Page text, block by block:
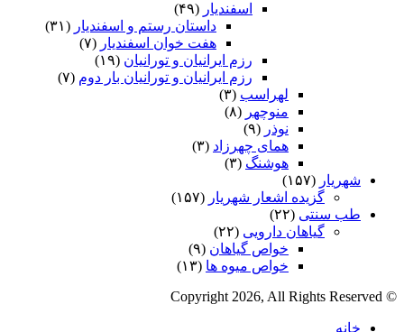
اسفندیار (۴۹)
داستان رستم و اسفندیار (۳۱)
هفت خوان اسفندیار (۷)
رزم ایرانیان و تورانیان (۱۹)
رزم ایرانیان و تورانیان بار دوم (۷)
لهراسب (۳)
منوچهر (۸)
نوذر (۹)
هماى چهرزاد (۳)
هوشنگ (۳)
شهریار (۱۵۷)
گزیده اشعار شهریار (۱۵۷)
طب سنتی (۲۲)
گیاهان دارویی (۲۲)
خواص گیاهان (۹)
خواص میوه ها (۱۳)
© Copyright 2026, All Rights Reserved
خانه